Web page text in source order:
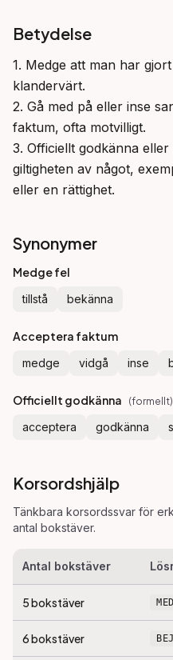
Betydelse
1. Medge att man har
klandervärt.
2. Gå med på eller inse
faktum, ofta motvilligt.
3. Officiellt godkänna
giltigheten av något,
eller en rättighet.
Synonymer
Medge fel
tillstå bekänna
Acceptera faktum
medge vidgå inse
Officiellt godkänna (formellt)
acceptera godkänna
Korsordshjälp
Tänkbara korsordssvar för
antal bokstäver.
Antal bokstäver
5bokstäver
6bokstäver